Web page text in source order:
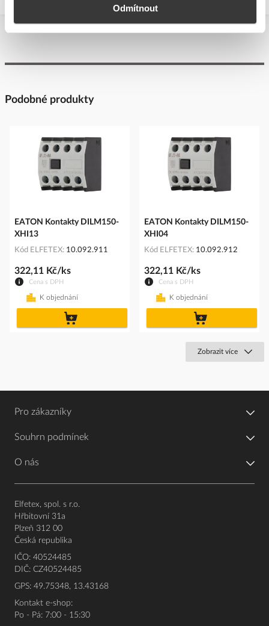
Odmítnout
Podobné produkty
EATON Kontakty DILM150-
XHI13
Kód ELFETEX 10.092.911
Cena s DPH
322,11 Kč/ks
K objednání
EATON Kontakty DILM150-
XHI04
Kód ELFETEX 10.092.912
Cena s DPH
322,11 Kč/ks
K objednání
Zobrazit více
Pro zákazníky
Souhrn podmínek
O nás
Elfetex, spol. s r.o.
Hřbitovní 31a
Plzeň 312 00
Česká republika
IČO: 40524485
DIČ: CZ40524485
GPS: 49.75348, 13.43168
Kontakt e-shop:
Po - Pá: 7:00 - 15:30